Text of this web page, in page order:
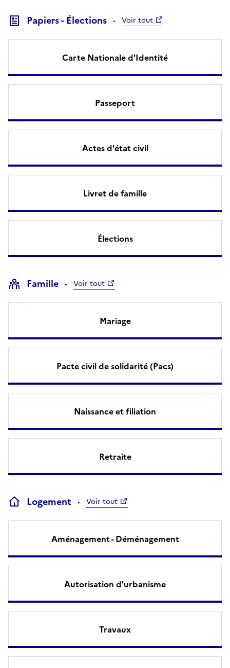
Papiers - Élections Voir tout
Carte Nationale d'Identité
Passeport
Actes d'état civil
Livret de famille
Élections
Famille Voir tout
Mariage
Pacte civil de solidarité (Pacs)
Naissance et filiation
Retraite
Logement Voir tout
Aménagement - Déménagement
Autorisation d'urbanisme
Travaux